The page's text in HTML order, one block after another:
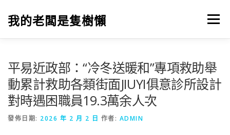
我的老闆是隻樹懶 選單
平易近政部：“冷冬送暖和”專項救助舉
動累計救助各類街面JIUYI俱意診所設計
對時遇困職員19.3萬余人次
發佈日期: 2026 年 2 月 2 日 作者: ADMIN